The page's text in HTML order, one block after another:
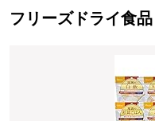
フリーズドライ食